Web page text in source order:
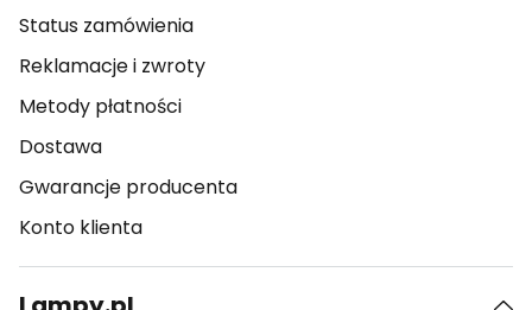
Status zamówienia
Reklamacje i zwroty
Metody płatności
Dostawa
Gwarancje producenta
Konto klienta